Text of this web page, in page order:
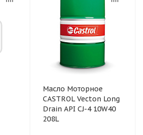
Масло Моторное
CASTROL Vecton Long
Drain API CJ-4 10W40
208L